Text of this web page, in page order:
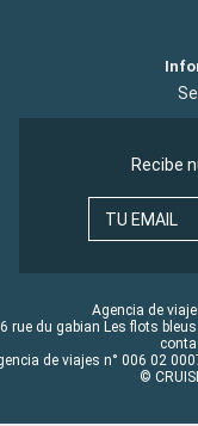
Recibe
TU EMAIL
Agencia de
rue du gabian Les flots
de viajes n° 006 02
©